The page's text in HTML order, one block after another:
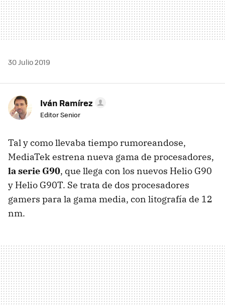
30 Julio 2019
Iván Ramírez
Editor Senior
Tal y como llevaba tiempo rumoreandose,
MediaTek estrena nueva gama de procesadores,
la serie G90, que llega con los nuevos Helio G90
y Helio G90T. Se trata de dos procesadores
gamers para la gama media, con litografía de 12
nm.